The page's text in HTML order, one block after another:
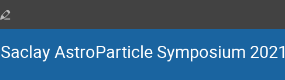
AstroParticle Symposium 2021